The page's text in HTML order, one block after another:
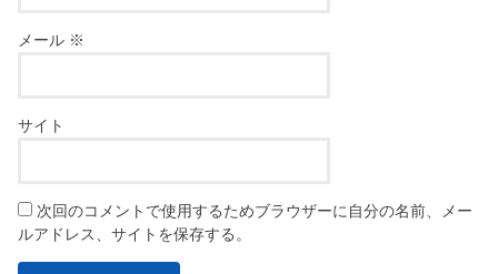
メール ※
サイト
次回のコメントで使用するためブラウザーに自分の名前、メー
ルアドレス、サイトを保存する。